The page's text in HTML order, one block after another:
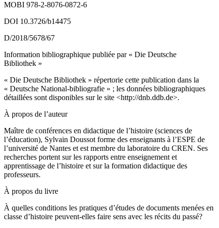
MOBI 978-2-8076-0872-6
DOI 10.3726/b14475
D/2018/5678/67
Information bibliographique publiée par « Die Deutsche
Bibliothek »
« Die Deutsche Bibliothek » répertorie cette publication dans la
« Deutsche National-bibliografie » ; les données bibliographiques
détaillées sont disponibles sur le site <http://dnb.ddb.de>.
À propos de l’auteur
Maître de conférences en didactique de l’histoire (sciences de
l’éducation), Sylvain Doussot forme des enseignants à l’ESPE de
l’université de Nantes et est membre du laboratoire du CREN. Ses
recherches portent sur les rapports entre enseignement et
apprentissage de l’histoire et sur la formation didactique des
professeurs.
À propos du livre
À quelles conditions les pratiques d’études de documents menées en
classe d’histoire peuvent-elles faire sens avec les récits du passé?